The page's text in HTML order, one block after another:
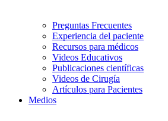
Preguntas Frecuentes
Experiencia del paciente
Recursos para médicos
Videos Educativos
Publicaciones científicas
Videos de Cirugía
Artículos para Pacientes
Medios